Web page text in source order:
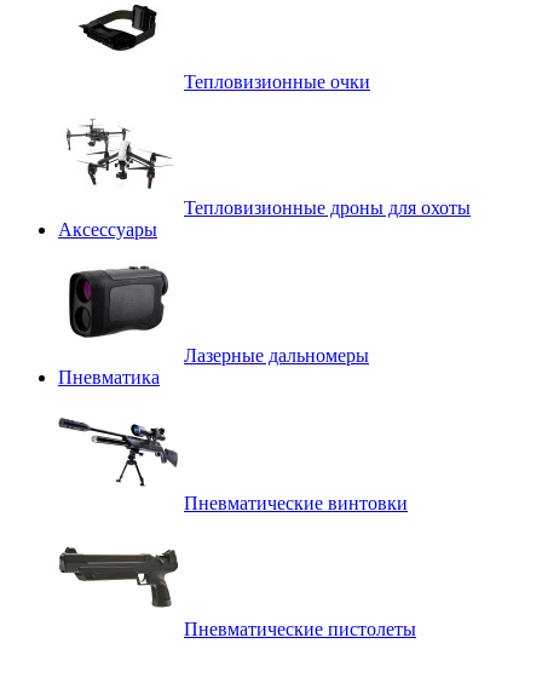
Тепловизионные очки
Тепловизионные дроны для охоты
Аксессуары
Лазерные дальномеры
Пневматика
Пневматические винтовки
Пневматические пистолеты